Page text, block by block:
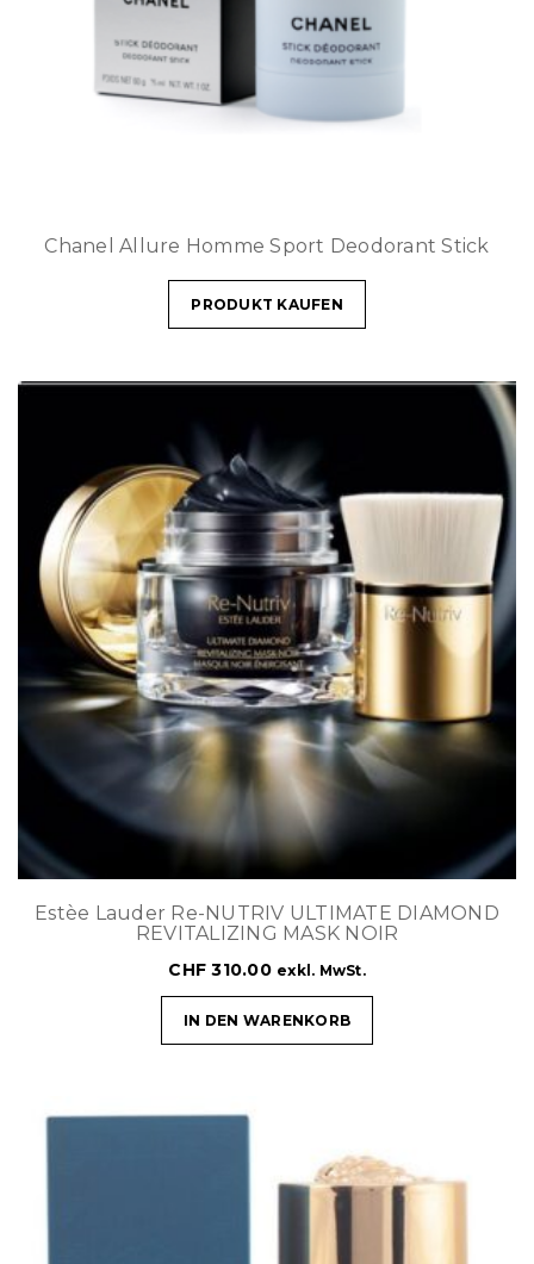
Chanel Allure Homme Sport Deodorant Stick
PRODUKT KAUFEN
Estèe Lauder Re-NUTRIV ULTIMATE DIAMOND
REVITALIZING MASK NOIR
CHF 310.00 exkl. MwSt.
IN DEN WARENKORB